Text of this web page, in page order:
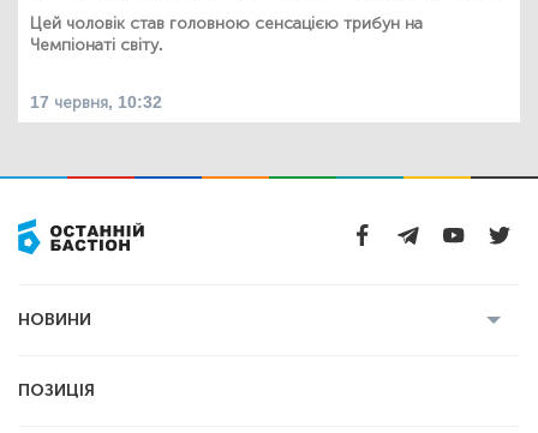
Цей чоловік став головною сенсацією трибун на
Чемпіонаті світу.
17 червня, 10:32
НОВИНИ
ПОЗИЦІЯ